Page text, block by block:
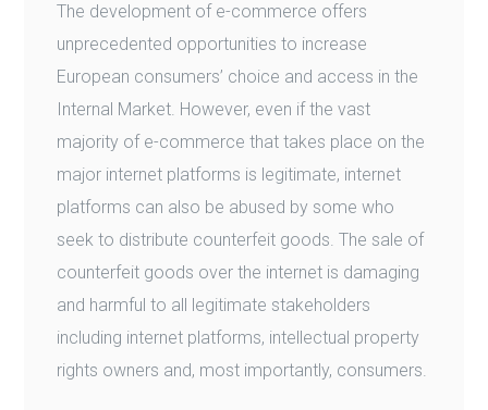
The development of e-commerce offers
unprecedented opportunities to increase
European consumers’ choice and access in the
Internal Market. However, even if the vast
majority of e-commerce that takes place on the
major internet platforms is legitimate, internet
platforms can also be abused by some who
seek to distribute counterfeit goods. The sale of
counterfeit goods over the internet is damaging
and harmful to all legitimate stakeholders
including internet platforms, intellectual property
rights owners and, most importantly, consumers.